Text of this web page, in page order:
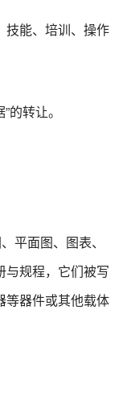
技能、培训、操作
的转让。
平面图、图表、
与规程，它们被写
等器件或其他载体